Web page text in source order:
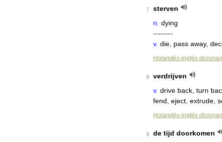
7
sterven
n. dying
--------
v. die, pass away,
Holandés-inglés
8
verdrijven
v. drive back, turn
fend, eject, extrude,
Holandés-inglés
9 de tijd doorkomen